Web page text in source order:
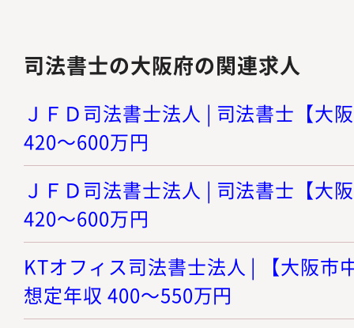
司法書士の大阪府の関連求人
ＪＦＤ司法書士法人 | 司法書士【大
420～600万円
ＪＦＤ司法書士法人 | 司法書士【大
420～600万円
KTオフィス司法書士法人 | 【大阪市
想定年収 400～550万円